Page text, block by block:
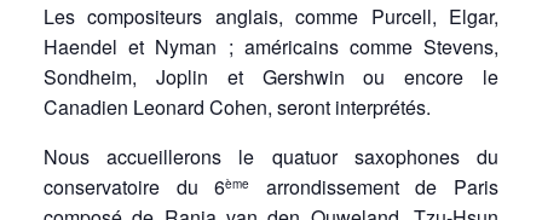
Les compositeurs anglais, comme Purcell, Elgar,
Haendel et Nyman ; américains comme Stevens,
Sondheim, Joplin et Gershwin ou encore le
Canadien Leonard Cohen, seront interprétés.
Nous accueillerons le quatuor saxophones du
conservatoire du 6ème
arrondissement de Paris